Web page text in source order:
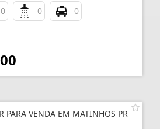
0 0 0
PARA VENDA EM MATINHOS PR